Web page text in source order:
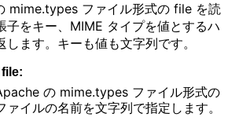
mime.types ファイル形式の file を読
子をキー、MIME タイプを値とするハ
します。キーも値も文字列です。
の mime.types ファイル形式の
ァイルの名前を文字列で指定します。